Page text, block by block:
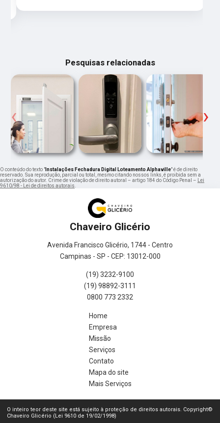
Pesquisas relacionadas
‹ ›
O conteúdo do texto " Instalações Fechadura Digital Loteamento Alphaville" é de direito
reservado. Sua reprodução, parcial ou total, mesmo citando nossos links, é proibida sem a
autorização do autor. Crime de violação de direito autoral – artigo 184 do Código Penal –
Lei
9610/98 - Lei de direitos autorais
Chaveiro Glicério
Avenida Francisco Glicério, 1744 - Centro
Campinas - SP - CEP: 13012-000
(19) 3232-9100
(19) 98892-3111
0800 773 2332
Home
Empresa
Missão
Serviços
Contato
Mapa do site
Mais Serviços
O inteiro teor deste site está sujeito à proteção de direitos autorais. Copyright©
Chaveiro Glicério (Lei 9610 de 19/02/1998)